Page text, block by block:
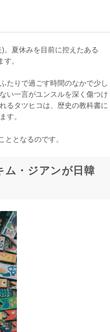
)。夏休みを目前に控えたある
。
たりで過ごす時間のなかで少し
い一言がユンスルを深く傷つけ
るタツヒコは、歴史の教科書に
す。
となるのです。
ム・ジアンが日韓